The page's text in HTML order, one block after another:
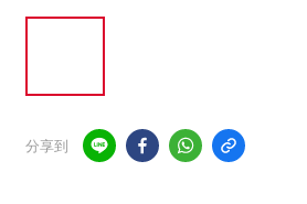
分享到